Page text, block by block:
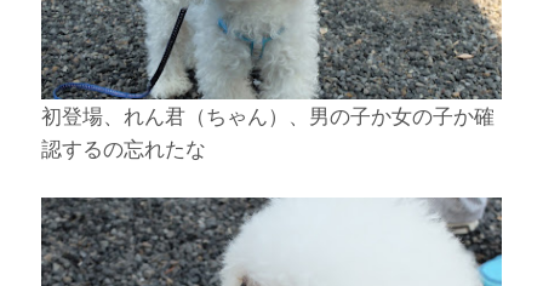
初登場、れん君（ちゃん）、男の子か女の子か確
認するの忘れたな